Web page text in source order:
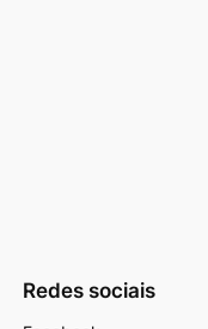
Redes sociais